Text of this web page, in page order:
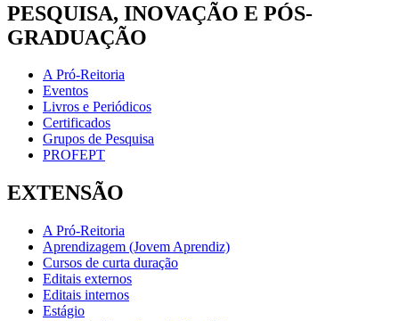
PESQUISA, INOVAÇÃO E PÓS-
GRADUAÇÃO
A Pró-Reitoria
Eventos
Livros e Periódicos
Certificados
Grupos de Pesquisa
PROFEPT
EXTENSÃO
A Pró-Reitoria
Aprendizagem (Jovem Aprendiz)
Cursos de curta duração
Editais externos
Editais internos
Estágio